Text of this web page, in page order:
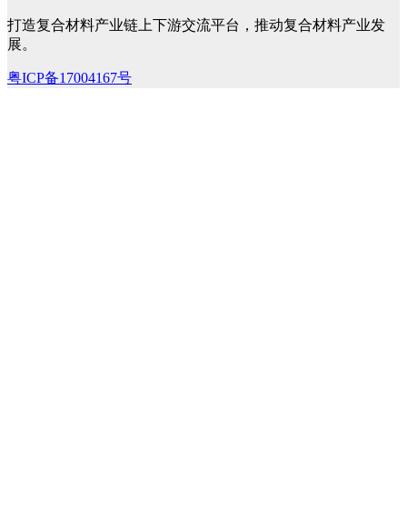
打造复合材料产业链上下游交流平台，推动复合材料产业发
展。
粤ICP备17004167号